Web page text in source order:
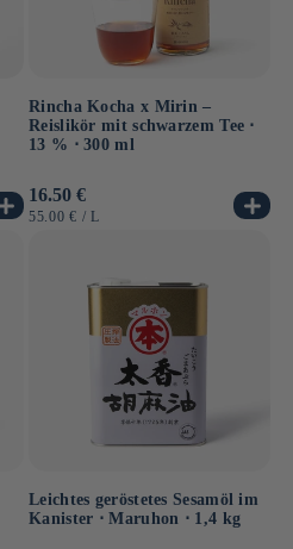
Rincha Kocha x Mirin –
Reislikör mit schwarzem Tee ⋅
13 % ⋅ 300 ml
Normaler
Preis
16.50 €
GRUNDPREIS
55.00 € / PRO
L
Leichtes geröstetes Sesamöl im
Kanister ⋅ Maruhon ⋅ 1,4 kg